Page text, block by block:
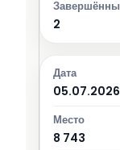
2
05.07.2026
8 743